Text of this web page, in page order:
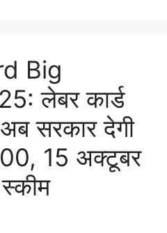
Big
लेबर कार्ड
सरकार देगी
15 अक्टूबर